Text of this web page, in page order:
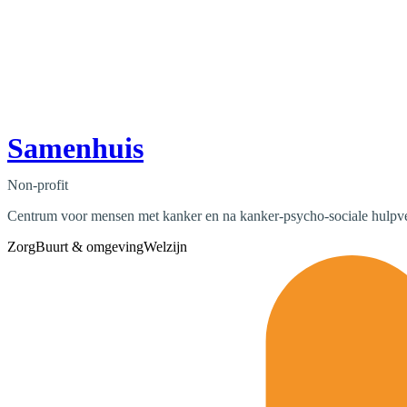
Samenhuis
Non-profit
Centrum voor mensen met kanker en na kanker-psycho-sociale
ZorgBuurt & omgevingWelzijn